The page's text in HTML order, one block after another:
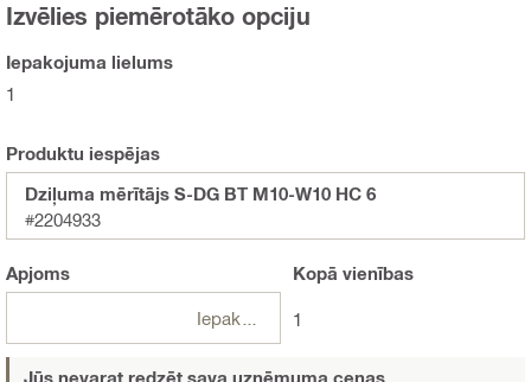
Izvēlies piemērotāko opciju
Iepakojuma lielums
1
Produktu iespējas
Dziļuma mērītājs S-DG BT M10-W10 HC 6
#2204933
Apjoms Kopā vienības
1